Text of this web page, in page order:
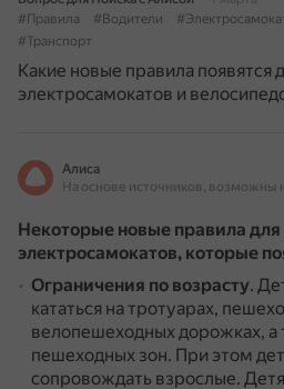
#Правила
#Водители
#Транспорт
Какие новые правила появятся
электросамокатов и
Алиса
Некоторые новые правила для
электросамокатов, которые
Ограничения по возрасту.
кататься на тротуарах,
велопешеходных дорожках, а
пешеходных зон. При этом
сопровождать взрослые.